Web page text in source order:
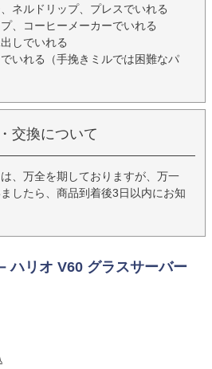
ネルドリップ、プレスでいれる
、コーヒーメーカーでいれる
しでいれる
いれる（手挽きミルでは困難なパ
交換について
、万全を期しておりますが、万一
したら、商品到着後3日以内にお知
ハリオ V60 グラスサーバー